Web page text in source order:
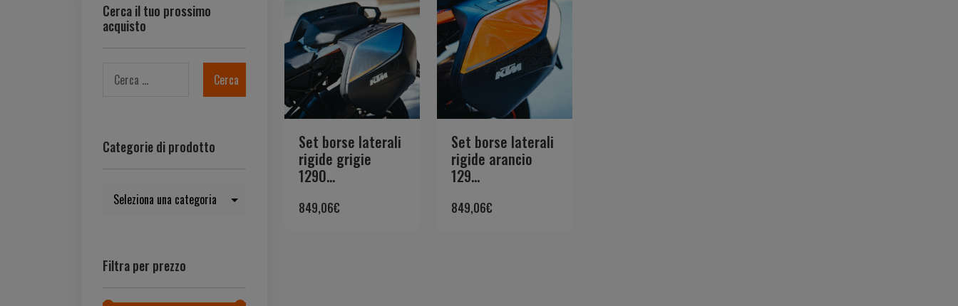
Cerca il tuo prossimo
acquisto
Categorie di prodotto
Filtra per prezzo
Set borse laterali
rigide grigie
1290...
849,06€
Set borse laterali
rigide arancio
129...
849,06€